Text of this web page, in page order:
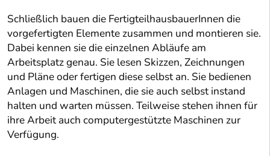
Schließlich bauen die FertigteilhausbauerInnen die
vorgefertigten Elemente zusammen und montieren sie.
Dabei kennen sie die einzelnen Abläufe am
Arbeitsplatz genau. Sie lesen Skizzen, Zeichnungen
und Pläne oder fertigen diese selbst an. Sie bedienen
Anlagen und Maschinen, die sie auch selbst instand
halten und warten müssen. Teilweise stehen ihnen für
ihre Arbeit auch computergestützte Maschinen zur
Verfügung.